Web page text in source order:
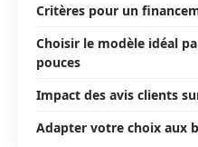
Critères pour un
Choisir le modèle idéal
pouces
Impact des avis clients
Adapter votre choix aux